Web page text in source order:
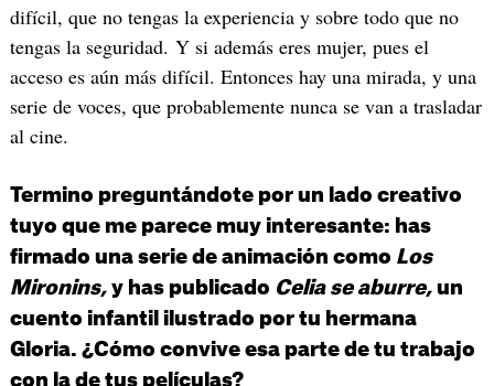
difícil, que no tengas la experiencia y sobre todo que no
tengas la seguridad. Y si además eres mujer, pues el
acceso es aún más difícil. Entonces hay una mirada, y una
serie de voces, que probablemente nunca se van a trasladar
al cine.
Termino preguntándote por un lado creativo
tuyo que me parece muy interesante: has
firmado una serie de animación como Los
Mironins,y has publicado Celia se aburre,un
cuento infantil ilustrado por tu hermana
Gloria. ¿Cómo convive esa parte de tu trabajo
con la de tus películas?